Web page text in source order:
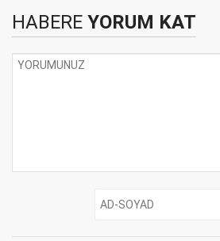
HABERE YORUM KAT